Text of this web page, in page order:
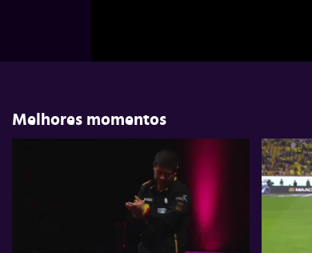
Melhores momentos